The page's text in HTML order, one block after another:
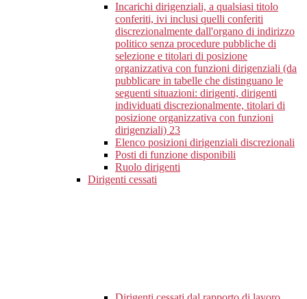
Incarichi dirigenziali, a qualsiasi titolo
conferiti, ivi inclusi quelli conferiti
discrezionalmente dall'organo di indirizzo
politico senza procedure pubbliche di
selezione e titolari di posizione
organizzativa con funzioni dirigenziali (da
pubblicare in tabelle che distinguano le
seguenti situazioni: dirigenti, dirigenti
individuati discrezionalmente, titolari di
posizione organizzativa con funzioni
dirigenziali) 23
Elenco posizioni dirigenziali discrezionali
Posti di funzione disponibili
Ruolo dirigenti
Dirigenti cessati